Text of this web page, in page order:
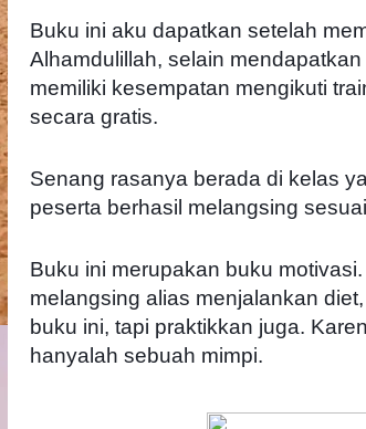
Buku ini aku dapatkan setelah
Alhamdulillah, selain
memiliki kesempatan mengikuti
secara gratis.
Senang rasanya berada di kelas
peserta berhasil melangsing
Buku ini merupakan buku
melangsing alias menjalankan
buku ini, tapi praktikkan juga.
hanyalah sebuah mimpi.